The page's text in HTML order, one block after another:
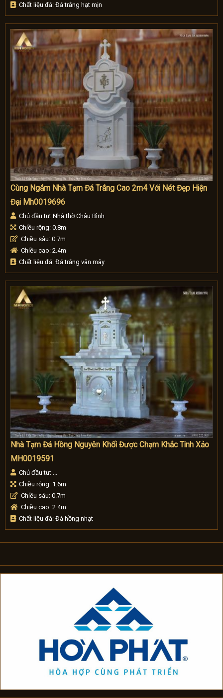
Chất liệu đá: Đá trắng hạt mịn
Cùng Ngắm Nhà Tạm Đá Trắng Cao 2m4 Với Nét Đẹp Hiện
Đại Mh0019696
Chủ đầu tư: Nhà thờ Châu Bình
Chiều rộng: 0.8m
Chiều sâu: 0.7m
Chiều cao: 2.4m
Chất liệu đá: Đá trắng vân mây
Nhà Tạm Đá Hồng Nguyên Khối Được Chạm Khắc Tinh Xảo
MH0019591
Chủ đầu tư: ...
Chiều rộng: 1.6m
Chiều sâu: 0.7m
Chiều cao: 2.4m
Chất liệu đá: Đá hồng nhạt